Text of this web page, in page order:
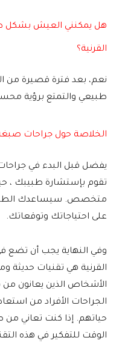
هل يمكنني العيش بشكل
القرنية؟
نعم، بعد فترة قصيرة من
طبيعي والتمتع برؤية
الخلاصة حول جراحات صبغة
يفضل قبل البدء في
تقوم بإستشارة طبيبك
متخصص. سيساعدك الطبيب
على احتياجاتك وتوقعاتك.
وفي النهاية يجب أن تضع
القرنية هي تقنيات حديثة
الأشخاص الذين يعانون
الجراحات الأفراد من
حياتهم. إذا كنت تعاني من
الوقت للتفكير في هذه